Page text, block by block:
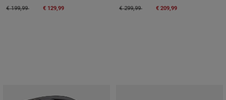
Price reduced from
€ 199,99to € 129,99 Price reduced from
€ 299,99to € 209,99